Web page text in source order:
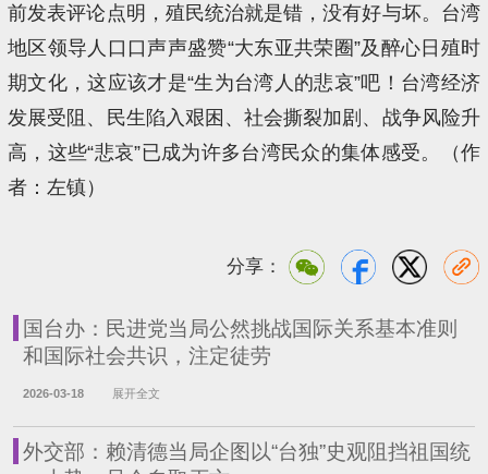
前发表评论点明，殖民统治就是错，没有好与坏。台湾
地区领导人口口声声盛赞“大东亚共荣圈”及醉心日殖时
期文化，这应该才是“生为台湾人的悲哀”吧！台湾经济
发展受阻、民生陷入艰困、社会撕裂加剧、战争风险升
高，这些“悲哀”已成为许多台湾民众的集体感受。（作
者：左镇）
分享：
国台办：民进党当局公然挑战国际关系基本准则
和国际社会共识，注定徒劳
2026-03-18 展开全文
外交部：赖清德当局企图以“台独”史观阻挡祖国统